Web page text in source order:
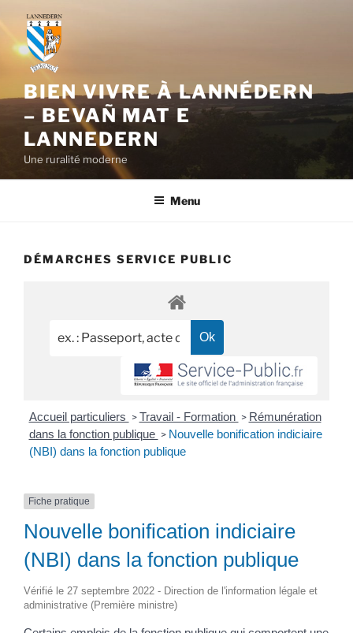
contenu
principal
BIEN VIVRE À LANNÉDERN
– BEVAÑ MAT E
LANNEDERN
Une ruralité moderne
Menu
DÉMARCHES SERVICE PUBLIC
Accueil particuliers > Travail - Formation > Rémunération
dans la fonction publique > Nouvelle bonification indiciaire
(NBI) dans la fonction publique
Fiche pratique
Nouvelle bonification indiciaire
(NBI) dans la fonction publique
Vérifié le 27 septembre 2022 - Direction de l'information légale et
administrative (Première ministre)